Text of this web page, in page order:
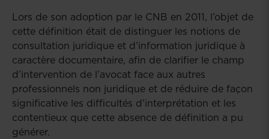
Lors de son adoption par le CNB en 2011, l’objet de
cette définition était de distinguer les notions de
consultation juridique et d’information juridique à
caractère documentaire, afin de clarifier le champ
d’intervention de l’avocat face aux autres
professionnels non juridique et de réduire de façon
significative les difficultés d’interprétation et les
contentieux que cette absence de définition a pu
générer.